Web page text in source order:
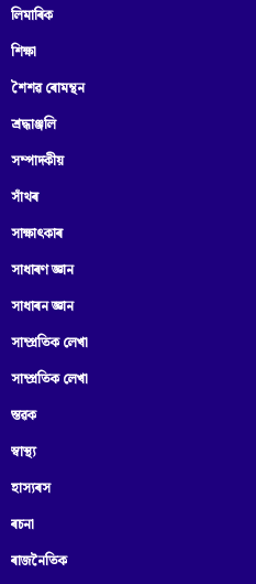
লিমাৰিক
শিক্ষা
শৈশৱ ৰোমন্থন
শ্ৰদ্ধাঞ্জলি
সম্পাদকীয়
সাঁথৰ
সাক্ষাৎকাৰ
সাধাৰণ জ্ঞান
সাধাৰন জ্ঞান
সাম্প্রতিক লেখা
সাম্প্ৰতিক লেখা
স্তৱক
স্বাস্থ্য
হাস্যৰস
ৰচনা
ৰাজনৈতিক